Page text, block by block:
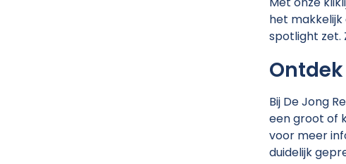
het
spotlight zet.
Bij De Jong
een groot of
voor meer
duidelijk